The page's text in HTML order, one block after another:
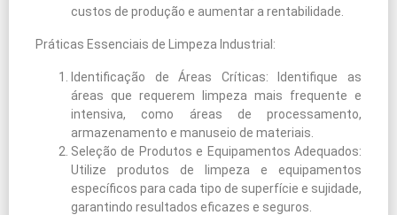
custos de produção e aumentar a rentabilidade.
Práticas Essenciais de Limpeza Industrial:
Identificação de Áreas Críticas: Identifique as
áreas que requerem limpeza mais frequente e
intensiva, como áreas de processamento,
armazenamento e manuseio de materiais.
Seleção de Produtos e Equipamentos Adequados:
Utilize produtos de limpeza e equipamentos
específicos para cada tipo de superfície e sujidade,
garantindo resultados eficazes e seguros.